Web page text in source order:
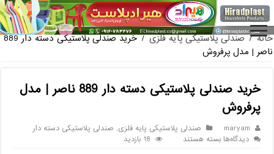
فروش گلدان پلاستیکی گلخانه به صورت آنلاین
خانه / صندلی پلاستیکی پایه فلزی /
خرید صندلی پلاستیکی دسته دار 889
ناصر | مدل پرفروش
خرید صندلی پلاستیکی دسته دار 889 ناصر | مدل
پرفروش
maryam صندلی پلاستیکی پایه فلزی, صندلی پلاستیکی دسته دار
دیدگاه‌هابرای
بسته هستند 18 بازدید